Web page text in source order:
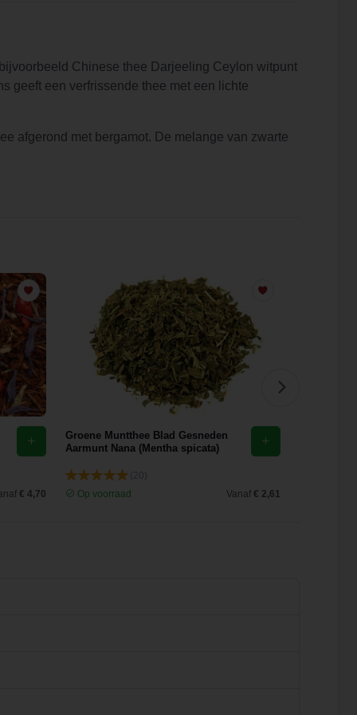
Chinese thee Darjeeling Ceylon witpunt
geeft een verfrissende thee met een lichte
afgerond met bergamot. De melange van zwarte
€ 4,70
Groene Muntthee Blad Gesneden
Aarmunt Nana (Mentha spicata)
Op voorraad
Vanaf € 2,61